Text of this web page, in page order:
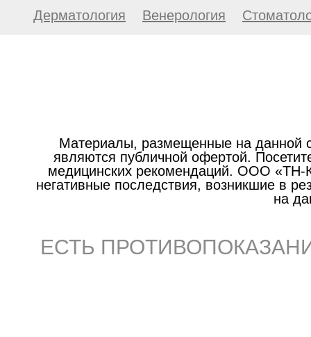
Дерматология Венерология
Материалы, размещенные на данной
являются публичной офертой.
медицинских рекомендаций. ООО «ТН-
негативные последствия, возникшие в
на
ЕСТЬ